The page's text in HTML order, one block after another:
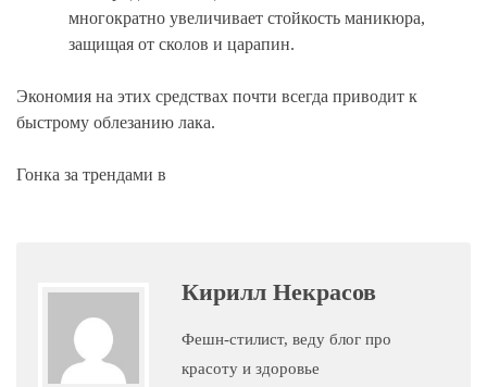
многократно увеличивает стойкость маникюра,
защищая от сколов и царапин.
Экономия на этих средствах почти всегда приводит к
быстрому облезанию лака.
Гонка за трендами в
Кирилл Некрасов
Фешн-стилист, веду блог про
красоту и здоровье